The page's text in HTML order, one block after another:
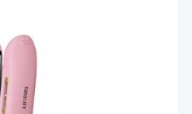
ンの人気おすすめラン
ンのおすすめ商品比較